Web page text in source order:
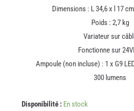
Dimensions : L 34,6 x l 17
Poids : 2,7 kg
Variateur sur
Fonctionne sur
Ampoule (non incluse) : 1 x G9
300 lumens
Disponibilité : En stock
quantité